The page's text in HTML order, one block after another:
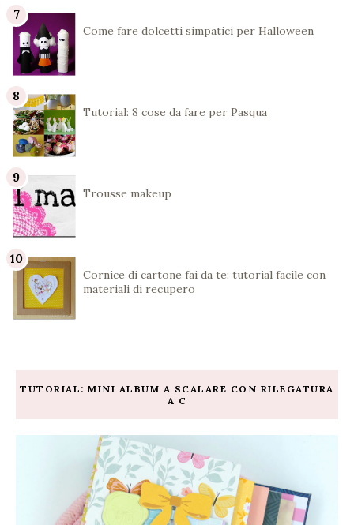
Come fare dolcetti simpatici per Halloween
Tutorial: 8 cose da fare per Pasqua
Trousse makeup
Cornice di cartone fai da te: tutorial facile con
materiali di recupero
TUTORIAL: MINI ALBUM A SCALARE CON RILEGATURA
A C